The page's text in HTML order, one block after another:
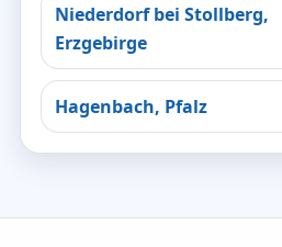
Niederdorf bei Stollberg,
Erzgebirge
Hagenbach, Pfalz